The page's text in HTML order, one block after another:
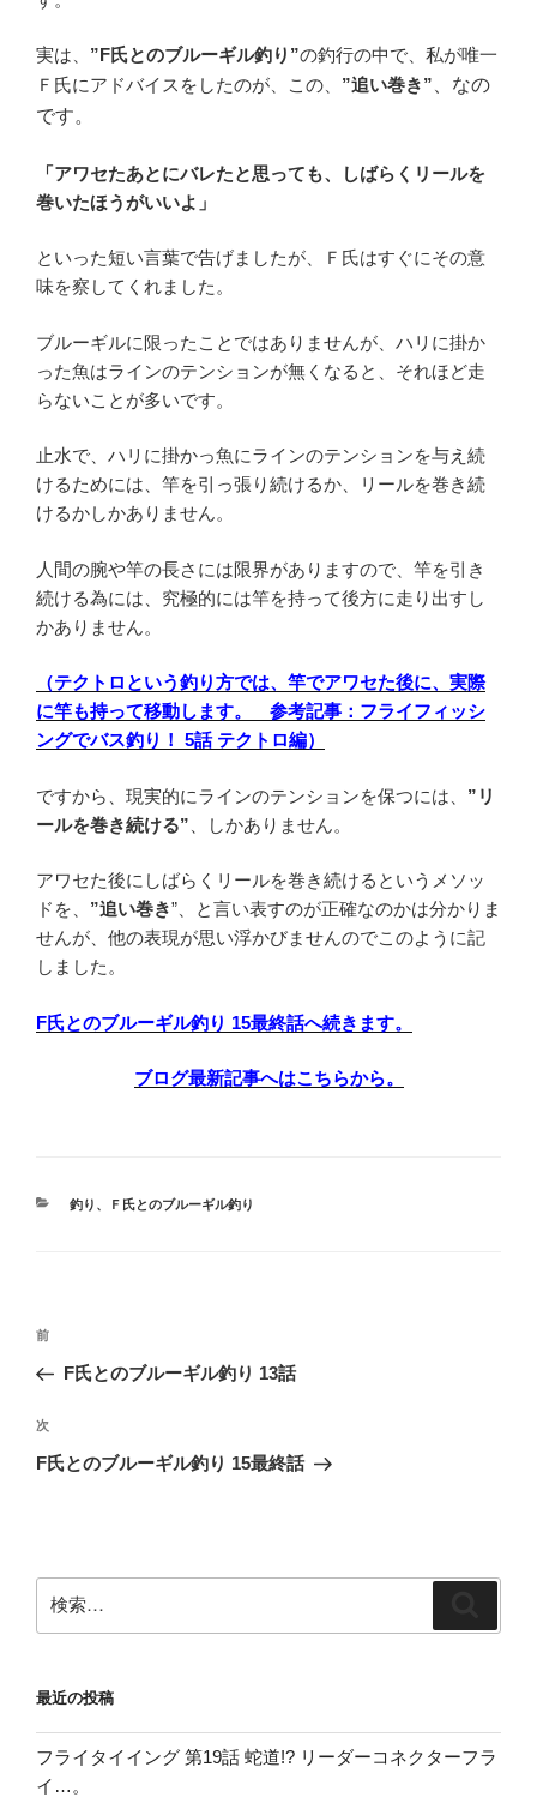
実は、 ”F氏とのブルーギル釣り”の釣行の中で、私が唯一
Ｆ氏にアドバイスをしたのが、この、 ”追い巻き”、 なの
です。
「アワセたあとにバレたと思っても、しばらくリールを
巻いたほうがいいよ」
といった短い言葉で告げましたが、Ｆ氏はすぐにその意
味を察してくれました。
ブルーギルに限ったことではありませんが、ハリに掛か
った魚はラインのテンションが無くなると、それほど走
らないことが多いです。
止水で、ハリに掛かっ魚にラインのテンションを与え続
けるためには、竿を引っ張り続けるか、リールを巻き続
けるかしかありません。
人間の腕や竿の長さには限界がありますので、竿を引き
続ける為には、究極的には竿を持って後方に走り出すし
かありません。
（テクトロという釣り方では、竿でアワセた後に、実際
に竿も持って移動します。 参考記事：フライフィッシ
ングでバス釣り！ 5話 テクトロ編）
ですから、現実的にラインのテンションを保つには、 ”リ
ールを巻き続ける” 、しかありません。
アワセた後にしばらくリールを巻き続けるというメソッ
ドを、 ”追い巻き”、と言い表すのが正確なのかは分かりま
せんが、他の表現が思い浮かびませんのでこのように記
しました。
F氏とのブルーギル釣り 15最終話へ続きます。
ブログ最新記事へはこちらから。
カ
釣り 、 Ｆ氏とのブルーギル釣り
投
ナ
ビ
ゲ
ン
前
の
稿
前
F氏とのブルーギル釣り 13話
次
の
次
F氏とのブルーギル釣り 15最終話
索:
索
最近の投稿
フライタイイング 第19話 蛇道!? リーダーコネクターフラ
イ…。